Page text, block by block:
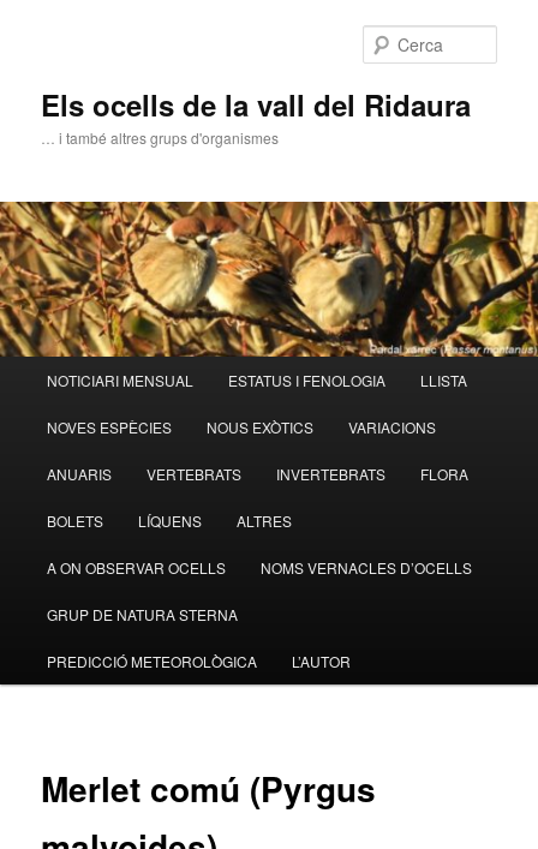
Els ocells de la vall del Ridaura
… i també altres grups d'organismes
principal
NOTICIARI MENSUAL ESTATUS I FENOLOGIA LLISTA
NOVES ESPÈCIES NOUS EXÒTICS VARIACIONS
ANUARIS VERTEBRATS INVERTEBRATS FLORA
BOLETS LÍQUENS ALTRES
A ON OBSERVAR OCELLS NOMS VERNACLES D’OCELLS
GRUP DE NATURA STERNA
PREDICCIÓ METEOROLÒGICA L’AUTOR
Merlet comú (Pyrgus